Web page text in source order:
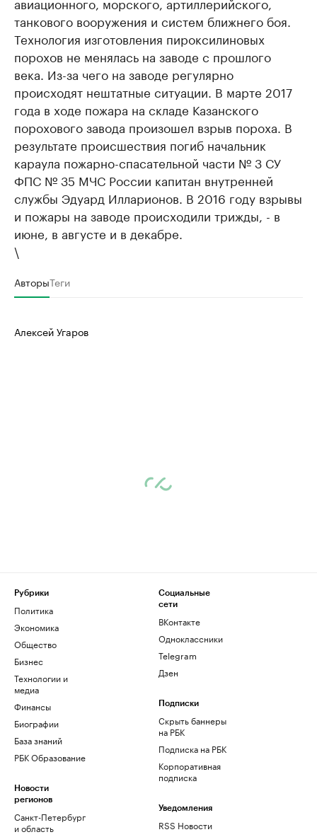
танкового вооружения и систем ближнего боя.
Технология изготовления пироксилиновых
порохов не менялась на заводе с прошлого
века. Из-за чего на заводе регулярно
происходят нештатные ситуации. В марте 2017
года в ходе пожара на складе Казанского
порохового завода произошел взрыв пороха. В
результате происшествия погиб начальник
караула пожарно-спасательной части № 3 СУ
ФПС № 35 МЧС России капитан внутренней
службы Эдуард Илларионов. В 2016 году взрывы
и пожары на заводе происходили трижды, - в
июне, в августе и в декабре.
\
АвторыТеги
Алексей Угаров
Рубрики
Политика
Экономика
Общество
Бизнес
Технологии и
медиа
Финансы
Биографии
База знаний
РБК Образование
Новости
регионов
Санкт-Петербург
и область
Социальные
сети
ВКонтакте
Одноклассники
Telegram
Дзен
Подписки
Скрыть баннеры
на РБК
Подписка на РБК
Корпоративная
подписка
Уведомления
RSS Новости